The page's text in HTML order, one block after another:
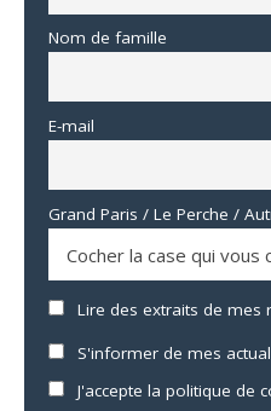
Nom de famille
E-mail
Grand Paris / Le Perche /
Lire des extraits de mes
S'informer de mes
J'accepte la politique de